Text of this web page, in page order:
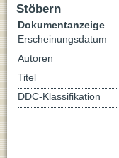
Stöbern
Dokumentanzeige
Erscheinungsdatum
Autoren
Titel
DDC-Klassifikation